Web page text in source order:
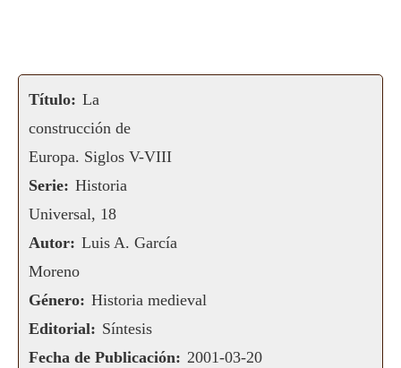
Título: La
construcción de
Europa. Siglos V-VIII
Serie: Historia
Universal, 18
Autor: Luis A. García
Moreno
Género: Historia medieval
Editorial: Síntesis
Fecha de Publicación: 2001-03-20